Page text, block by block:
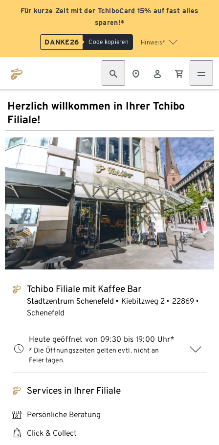
Für kurze Zeit mit der TchiboCard 15% auf fast alles
sparen!*
DANKE26 Code kopieren Hinweis*
Herzlich willkommen in Ihrer Tchibo
Filiale!
tchibo_logo Tchibo Filiale mit Kaffee Bar
Stadtzentrum Schenefeld Kiebitzweg 2
22869
Schenefeld
Heute geöffnet von 09:30 bis 19:00 Uhr*
* Die Öffnungszeiten gelten evtl. nicht an
Feiertagen.
tchibo_logo Services in Ihrer Filiale
personal_services Persönliche Beratung
click_collect Click & Collect